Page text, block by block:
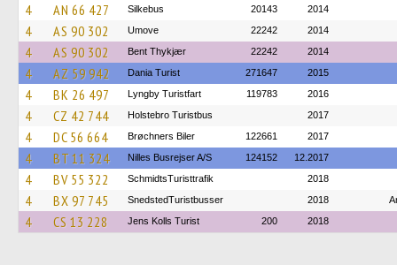
4 AN 66 427 Silkebus 20143 2014
4 AS 90 302 Umove 22242 2014
4 AS 90 302 Bent Thykjær 22242 2014
4 AZ 59 942 Dania Turist 271647 2015
4 BK 26 497 Lyngby Turistfart 119783 2016
4 CZ 42 744 Holstebro Turistbus 2017
4 DC 56 664 Brøchners Biler 122661 2017
4 BT 11 324 Nilles Busrejser A/S 124152 12.2017
4 BV 55 322 SchmidtsTuristtrafik 2018
4 BX 97 745 SnedstedTuristbusser 2018
4 CS 13 228 Jens Kolls Turist 200 2018